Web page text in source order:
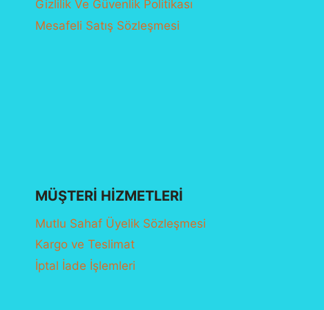
Gizlilik Ve Güvenlik Politikası
Mesafeli Satış Sözleşmesi
MÜŞTERI HIZMETLERI
Mutlu Sahaf Üyelik Sözleşmesi
Kargo ve Teslimat
İptal İade İşlemleri